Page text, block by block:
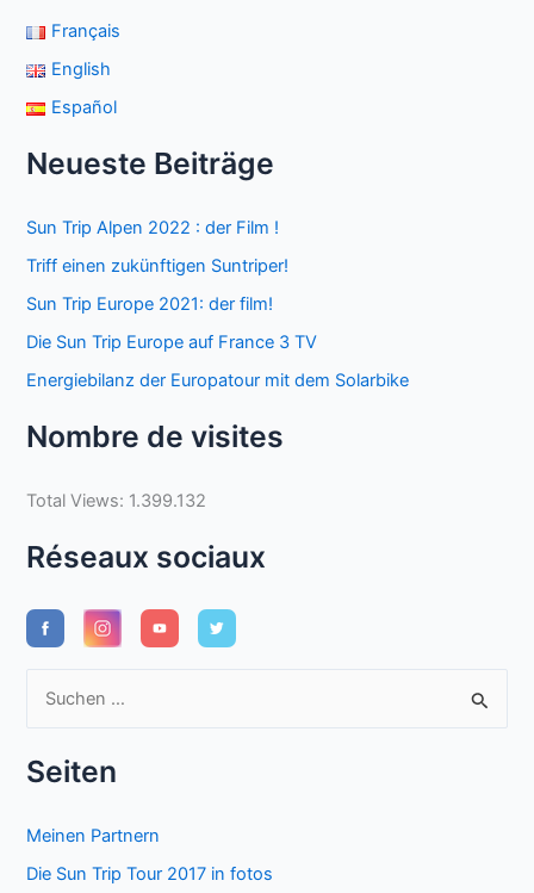
Français
English
Español
Neueste Beiträge
Sun Trip Alpen 2022 : der Film !
Triff einen zukünftigen Suntriper!
Sun Trip Europe 2021: der film!
Die Sun Trip Europe auf France 3 TV
Energiebilanz der Europatour mit dem Solarbike
Nombre de visites
Total Views: 1.399.132
Réseaux sociaux
h
Seiten
Meinen Partnern
Die Sun Trip Tour 2017 in fotos